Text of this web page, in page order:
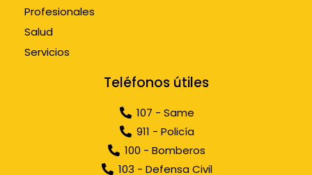
Profesionales
Salud
Servicios
Teléfonos útiles
107 - Same
911 - Policía
100 - Bomberos
103 - Defensa Civil